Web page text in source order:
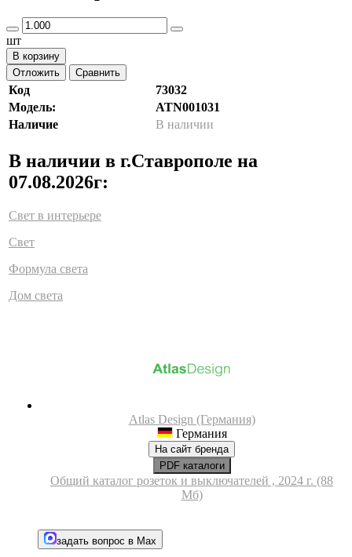
шт
В корзину
Отложить
Сравнить
Код
73032
Модель:
ATN001031
Наличие
В наличии
В наличии в г.Ставрополе на
07.08.2026г:
Свет в интерьере
Свет
Формула света
Дом света
Atlas Design (Германия)
Германия
На сайт бренда
PDF каталоги
Общий каталог розеток и выключателей , 2024 г. (88
Мб)
задать вопрос в Max